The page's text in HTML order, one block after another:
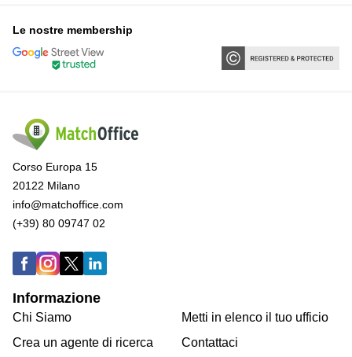
Le nostre membership
Corso Europa 15
20122 Milano
info@matchoffice.com
(+39) 80 09747 02
Informazione
Chi Siamo
Crea un agente di ricerca
Metti in elenco il tuo ufficio
Contattaci